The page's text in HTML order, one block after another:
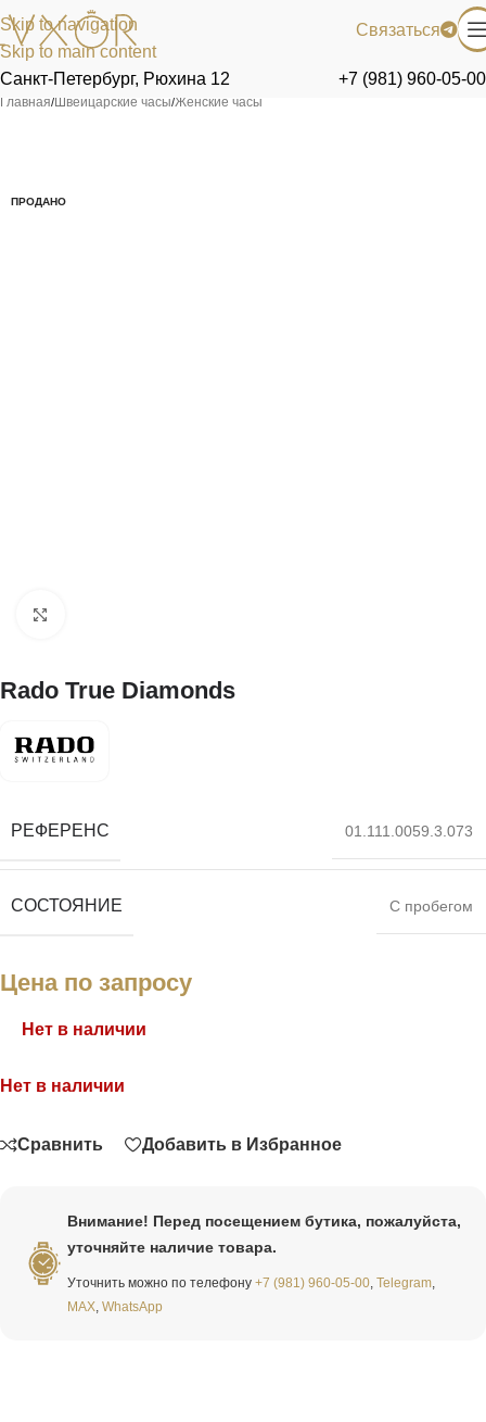
Skip to navigation
Skip to main content
Связаться
Санкт-Петербург, Рюхина 12 +7 (981) 960-05-00
Главная/Швейцарские часы/Женские часы
ПРОДАНО
Rado True Diamonds
РЕФЕРЕНС 01.111.0059.3.073
СОСТОЯНИЕ С пробегом
Цена по запросу
Нет в наличии
Нет в наличии
Сравнить Добавить в Избранное
Внимание! Перед посещением бутика, пожалуйста,
уточняйте наличие товара.
Уточнить можно по телефону +7 (981) 960-05-00 Telegram
MAX WhatsApp